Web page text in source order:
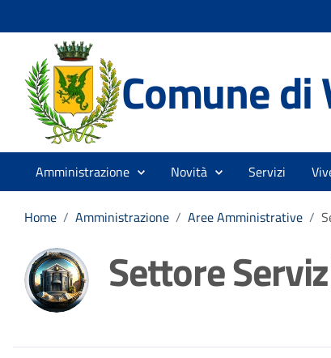
Comune di
Amministrazione Novità Servizi
Home / Amministrazione / Aree Amministrative /
Settore